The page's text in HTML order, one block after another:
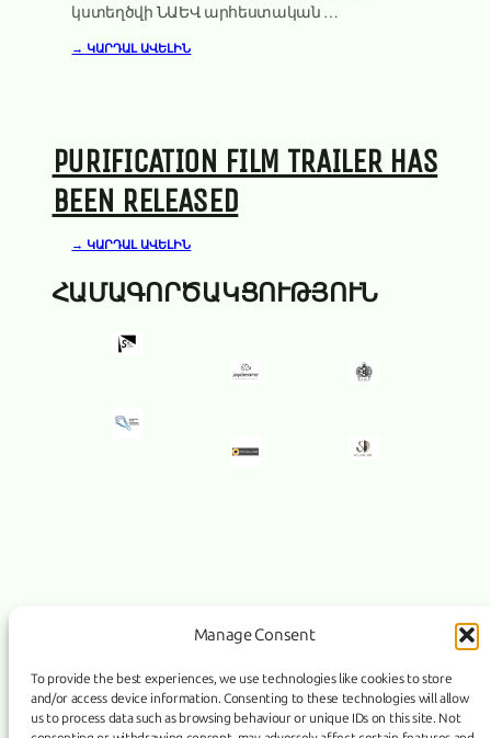
Manage Consent
To provide the best experiences, we use technologies like cookies to store
and/or access device information. Consenting to these technologies will allow
us to process data such as browsing behaviour or unique IDs on this site. Not
կստեղծվի ՆԱԵՎ արհեստական ​​
համալսարանի հետազոտողների
→ ԿԱՐԴԱԼ ԱՎԵԼԻՆ
PURIFICATION FILM TRAILER HAS
BEEN RELEASED
→ ԿԱՐԴԱԼ ԱՎԵԼԻՆ
ՀԱՄԱԳՈՐԾԱԿՑՈՒԹՅՈՒՆ